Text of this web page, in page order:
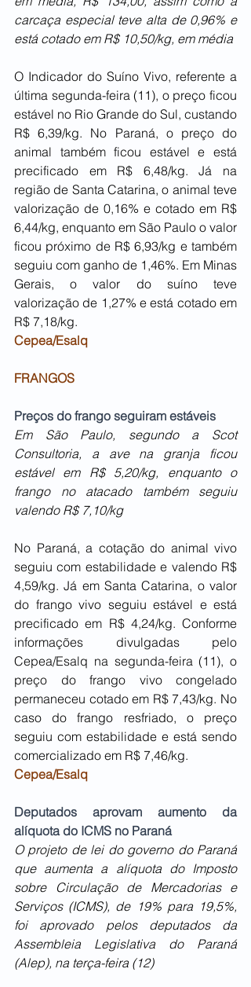
carcaça especial teve alta de 0,96% e
está cotado em R$ 10,50/kg, em média
O Indicador do Suíno Vivo, referente a
última segunda-feira (11), o preço ficou
estável no Rio Grande do Sul, custando
R$ 6,39/kg. No Paraná, o preço do
animal também ficou estável e está
precificado em R$ 6,48/kg. Já na
região de Santa Catarina, o animal teve
valorização de 0,16% e cotado em R$
6,44/kg, enquanto em São Paulo o valor
ficou próximo de R$ 6,93/kg e também
seguiu com ganho de 1,46%. Em Minas
Gerais, o valor do suíno teve
valorização de 1,27% e está cotado em
R$ 7,18/kg.
Cepea/Esalq
FRANGOS
Preços do frango seguiram estáveis
Em São Paulo, segundo a Scot
Consultoria, a ave na granja ficou
estável em R$ 5,20/kg, enquanto o
frango no atacado também seguiu
valendo R$ 7,10/kg
No Paraná, a cotação do animal vivo
seguiu com estabilidade e valendo R$
4,59/kg. Já em Santa Catarina, o valor
do frango vivo seguiu estável e está
precificado em R$ 4,24/kg. Conforme
informações divulgadas pelo
Cepea/Esalq na segunda-feira (11), o
preço do frango vivo congelado
permaneceu cotado em R$ 7,43/kg. No
caso do frango resfriado, o preço
seguiu com estabilidade e está sendo
comercializado em R$ 7,46/kg.
Cepea/Esalq
Deputados aprovam aumento da
alíquota do ICMS no Paraná
O projeto de lei do governo do Paraná
que aumenta a alíquota do Imposto
sobre Circulação de Mercadorias e
Serviços (ICMS), de 19% para 19,5%,
foi aprovado pelos deputados da
Assembleia Legislativa do Paraná
(Alep), na terça-feira (12)